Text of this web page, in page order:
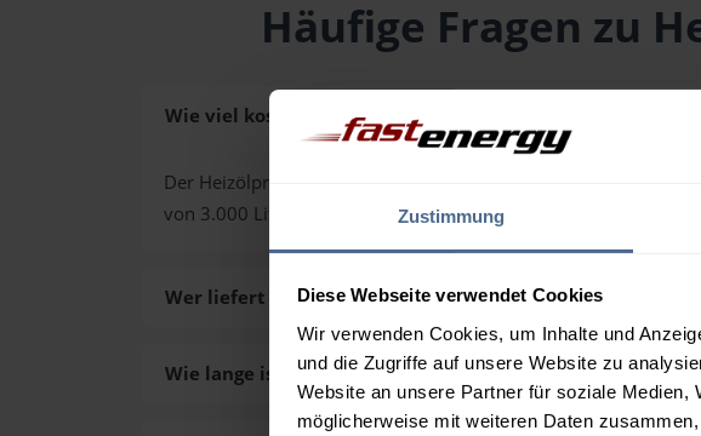
Zustimmung
Diese Webseite verwendet Cookies
Wir verwenden Cookies, um Inhalte und
und die Zugriffe auf unsere Website zu
Website an unsere Partner für soziale Medien,
möglicherweise mit weiteren Daten
Häufige Fragen zu
Wie viel kostet Heizöl in St. Ruprecht an der Raab aktuell?
Der Heizölpreis in St. Ruprecht an der Raab (PLZ 8181) liegt
von 3.000 Liter. Den exakten Preis für Ihre Wunschmenge
Wer liefert das Heizöl in St. Ruprecht an der Raab aus?
Wie lange ist die Lieferzeit des Heizöls in St. Ruprecht an